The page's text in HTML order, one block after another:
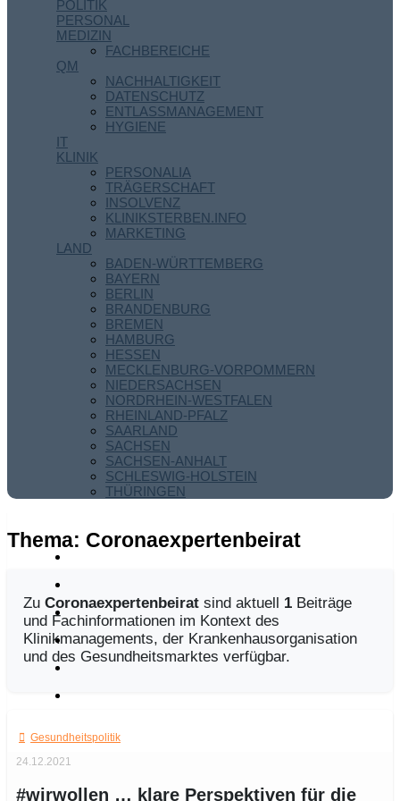
POLITIK
PERSONAL
MEDIZIN
FACHBEREICHE
QM
NACHHALTIGKEIT
DATENSCHUTZ
ENTLASSMANAGEMENT
HYGIENE
IT
KLINIK
PERSONALIA
TRÄGERSCHAFT
INSOLVENZ
KLINIKSTERBEN.INFO
MARKETING
LAND
BADEN-WÜRTTEMBERG
BAYERN
BERLIN
BRANDENBURG
BREMEN
HAMBURG
HESSEN
MECKLENBURG-VORPOMMERN
NIEDERSACHSEN
NORDRHEIN-WESTFALEN
RHEINLAND-PFALZ
SAARLAND
SACHSEN
SACHSEN-ANHALT
SCHLESWIG-HOLSTEIN
THÜRINGEN
Thema: Coronaexpertenbeirat
Zu Coronaexpertenbeirat sind aktuell 1 Beiträge
und Fachinformationen im Kontext des
Klinikmanagements, der Krankenhausorganisation
und des Gesundheitsmarktes verfügbar.
Gesundheitspolitik
24.12.2021
#wirwollen … klare Perspektiven für die